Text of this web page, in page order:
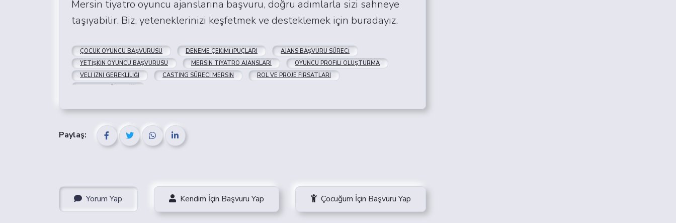
Mersin tiyatro oyuncu ajanslarına başvuru, doğru adımlarla sizi sahneye
taşıyabilir. Biz, yeteneklerinizi keşfetmek ve desteklemek için buradayız.
ÇOCUK OYUNCU BAŞVURUSU DENEME ÇEKIMI İPUÇLARI
AJANS BAŞVURU SÜRECI
YETIŞKIN OYUNCU BAŞVURUSU
MERSIN TIYATRO AJANSLARI
OYUNCU PROFILI OLUŞTURMA
VELI İZNI GEREKLILIĞI
CASTING SÜRECI MERSIN
ROL VE PROJE FIRSATLARI
Paylaş:
Yorum Yap Kendim İçin Başvuru Yap Çocuğum İçin Başvuru Yap